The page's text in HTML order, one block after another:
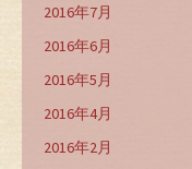
2016年7月
2016年6月
2016年5月
2016年4月
2016年2月